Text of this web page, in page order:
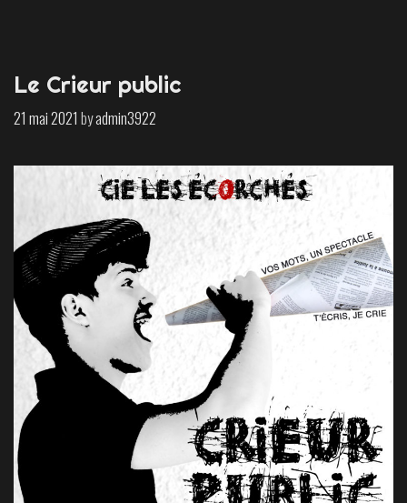
Le Crieur public
21 mai 2021 byadmin3922